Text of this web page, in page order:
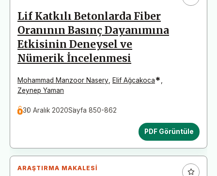
Lif Katkılı Betonlarda Fiber
Oranının Basınç Dayanımına
Etkisinin Deneysel ve
Nümerik İncelenmesi
Mohammad Manzoor Nasery Elif Ağcakoca*
Zeynep Yaman
30 Aralık 2020Sayfa 850-862
PDF Görüntüle
ARAŞTIRMA MAKALESI